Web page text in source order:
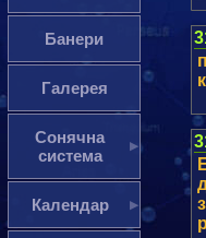
Банери
Галерея
Сонячна
система
Календар